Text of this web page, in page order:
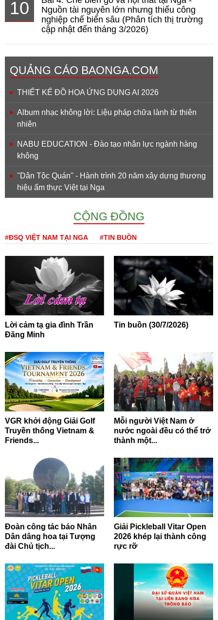
10
Nguồn tài nguyên lớn nhưng thiếu công
nghiệp chế biến sâu (Phân tích thị trường
cập nhật đến tháng 3/2026)
QUẢNG CÁO BAONGA.COM
THIẾT KẾ ĐỒ HỌA ỨNG DỤNG AI 2026
Album nhạc không lời: Liệu pháp chữa lành từ thiên
nhiên
NABU EDUCATION - Đào tạo nhân lực ngành hàng
không
''Dân Tộc Quán'' - Hành trình 20 năm xây dựng thương
hiệu ẩm thực Việt tại Nga
CỘNG ĐỒNG
#ĐSQ VIỆT NAM TẠI NGA #TIN BUỒN
Lời cảm tạ gia đình Trần
Đăng Minh
Tin buồn (30/7/2026)
VGR khởi động Giải Golf
Truyền thống Vietnam &
Friends...
Mỗi người Việt Nam ở
nước ngoài đều có thể trở
thành một...
Đoàn công tác báo Nhân
Dân dâng hoa tại Tượng
đài Chủ tịch...
Giải Pickleball Vitar Open
2026 khép lại thành công
rực rỡ